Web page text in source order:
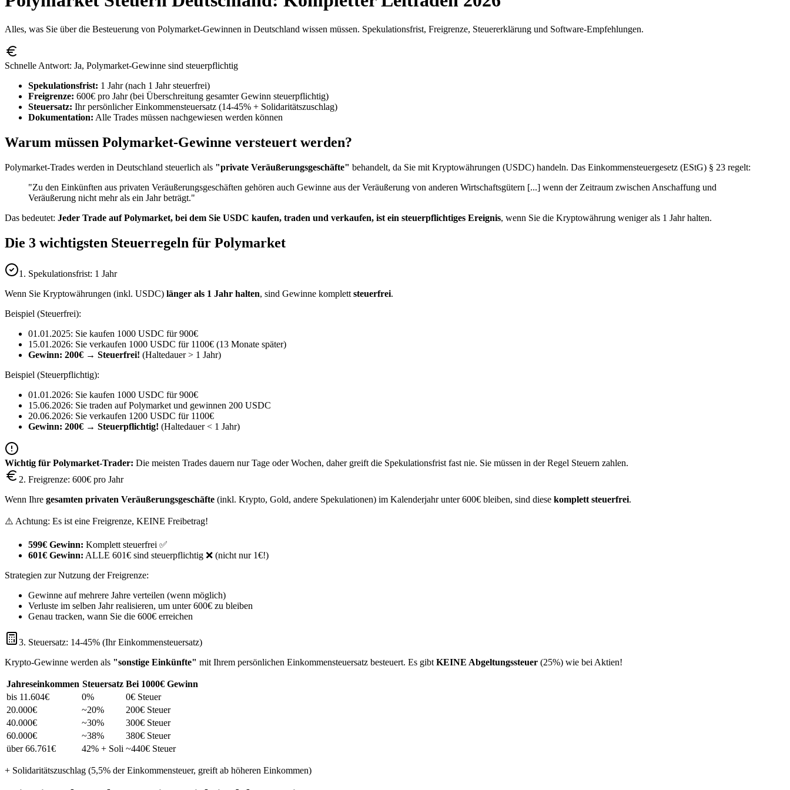
Alles, was Sie über die Besteuerung von Polymarket-Gewinnen in Deutschland wissen müssen. Spekulationsfrist, Freigrenze, Steuererklärung und Software-Empfehlungen.
Schnelle Antwort: Ja, Polymarket-Gewinne sind steuerpflichtig
Spekulationsfrist: 1 Jahr (nach 1 Jahr steuerfrei)
Freigrenze: 600€ pro Jahr (bei Überschreitung gesamter Gewinn steuerpflichtig)
Steuersatz: Ihr persönlicher Einkommensteuersatz (14-45% + Solidaritätszuschlag)
Dokumentation: Alle Trades müssen nachgewiesen werden können
Warum müssen Polymarket-Gewinne versteuert werden?
Polymarket-Trades werden in Deutschland steuerlich als "private Veräußerungsgeschäfte" behandelt, da Sie mit Kryptowährungen (USDC) handeln. Das Einkommensteuergesetz (EStG) § 23 regelt:
"Zu den Einkünften aus privaten Veräußerungsgeschäften gehören auch Gewinne aus der Veräußerung von anderen Wirtschaftsgütern [...] wenn der Zeitraum zwischen Anschaffung und
Veräußerung nicht mehr als ein Jahr beträgt."
Das bedeutet: Jeder Trade auf Polymarket, bei dem Sie USDC kaufen, traden und verkaufen, ist ein steuerpflichtiges Ereignis, wenn Sie die Kryptowährung weniger als 1 Jahr halten.
Die 3 wichtigsten Steuerregeln für Polymarket
1. Spekulationsfrist: 1 Jahr
Wenn Sie Kryptowährungen (inkl. USDC) länger als 1 Jahr halten, sind Gewinne komplett steuerfrei.
Beispiel (Steuerfrei):
01.01.2025: Sie kaufen 1000 USDC für 900€
15.01.2026: Sie verkaufen 1000 USDC für 1100€ (13 Monate später)
Gewinn: 200€ → Steuerfrei! (Haltedauer > 1 Jahr)
Beispiel (Steuerpflichtig):
01.01.2026: Sie kaufen 1000 USDC für 900€
15.06.2026: Sie traden auf Polymarket und gewinnen 200 USDC
20.06.2026: Sie verkaufen 1200 USDC für 1100€
Gewinn: 200€ → Steuerpflichtig! (Haltedauer < 1 Jahr)
Wichtig für Polymarket-Trader: Die meisten Trades dauern nur Tage oder Wochen, daher greift die Spekulationsfrist fast nie. Sie müssen in der Regel Steuern zahlen.
2. Freigrenze: 600€ pro Jahr
Wenn Ihre gesamten privaten Veräußerungsgeschäfte (inkl. Krypto, Gold, andere Spekulationen) im Kalenderjahr unter 600€ bleiben, sind diese komplett steuerfrei.
⚠️ Achtung: Es ist eine Freigrenze, KEINE Freibetrag!
599€ Gewinn: Komplett steuerfrei ✅
601€ Gewinn: ALLE 601€ sind steuerpflichtig ❌ (nicht nur 1€!)
Strategien zur Nutzung der Freigrenze:
Gewinne auf mehrere Jahre verteilen (wenn möglich)
Verluste im selben Jahr realisieren, um unter 600€ zu bleiben
Genau tracken, wann Sie die 600€ erreichen
3. Steuersatz: 14-45% (Ihr Einkommensteuersatz)
Krypto-Gewinne werden als "sonstige Einkünfte" mit Ihrem persönlichen Einkommensteuersatz besteuert. Es gibt KEINE Abgeltungssteuer (25%) wie bei Aktien!
Jahreseinkommen Steuersatz Bei 1000€ Gewinn
bis 11.604€
0%
0€ Steuer
20.000€
~20%
200€ Steuer
40.000€
~30%
300€ Steuer
60.000€
~38%
380€ Steuer
über 66.761€
42% + Soli ~440€ Steuer
+ Solidaritätszuschlag (5,5% der Einkommensteuer, greift ab höheren Einkommen)